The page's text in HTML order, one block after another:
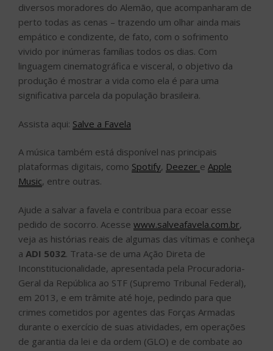
diversos moradores do Alemão, que acompanharam de
perto todas as cenas – trazendo um olhar ainda mais
empático e condizente, de fato, com o sofrimento
vivido por inúmeras famílias todos os dias. Com
linguagem cinematográfica e visceral, o objetivo da
produção é mostrar a vida como ela é para uma
significativa parcela da população brasileira.
Assista aqui: Salve a Favela
A música também está disponível nas principais
plataformas digitais, como Spotify, Deezer e Apple
Music, entre outras.
Ajude a salvar a favela e contribua para ecoar esse
pedido de socorro. Acesse www.salveafavela.com.br,
veja as histórias reais de algumas das vítimas e conheça
a ADI 5032. Trata-se de uma Ação Direta de
Inconstitucionalidade, apresentada pela Procuradoria-
Geral da República ao STF (Supremo Tribunal Federal),
em 2013, e em trâmite até hoje, pedindo para que
crimes cometidos por agentes das Forças Armadas
durante o exercício de suas atividades, em operações
de garantia da lei e da ordem (GLO) e de combate ao